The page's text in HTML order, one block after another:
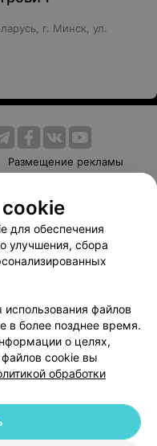
г. Минск, ул.
Размещение рекламы
Способы оплаты
103.by
данных
| 220012, Республика Беларусь,
для обеспечения
улучшения, сбора
файлов
в более позднее время.
о целях,
cookie вы
обработки